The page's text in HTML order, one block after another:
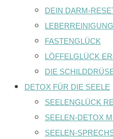
DEIN DARM-
LEBERREINIGUNG
FASTENGLÜCK
LÖFFELGLÜCK
DIE
DETOX FÜR DIE SEELE
SEELENGLÜCK
SEELEN-DETOX
SEELEN-